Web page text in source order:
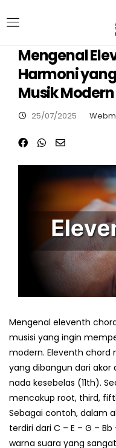
Mengenal
Harmoni
Musik Modern
25/07/2025
Mengenal eleventh
musisi yang ingin
modern. Eleventh chord
yang dibangun dari
nada kesebelas (11th).
mencakup root, third,
Sebagai contoh, dalam
terdiri dari C – E – G –
warna suara yang